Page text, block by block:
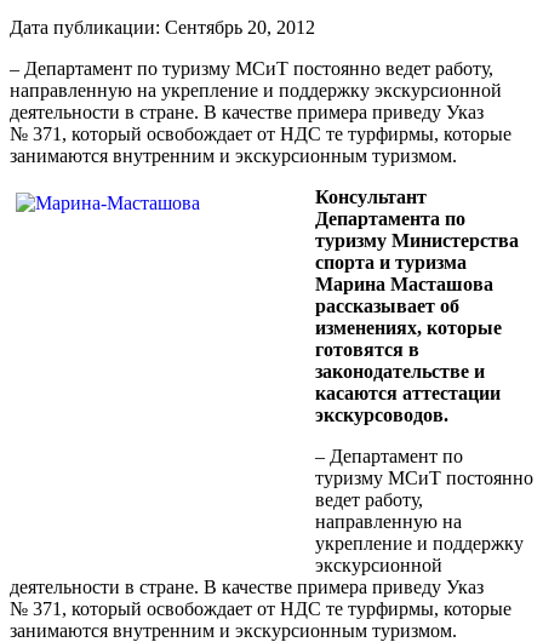
Дата публикации: Сентябрь 20, 2012
– Департамент по туризму МСиТ постоянно ведет работу,
направленную на укрепление и поддержку экскурсионной
деятельности в стране. В качестве примера приведу Указ
№ 371, который освобождает от НДС те турфирмы, которые
занимаются внутренним и экскурсионным туризмом.
Консультант
Департамента по
туризму Министерства
спорта и туризма
Марина Масташова
рассказывает об
изменениях, которые
готовятся в
законодательстве и
касаются аттестации
экскурсоводов.
– Департамент по
туризму МСиТ постоянно
ведет работу,
направленную на
укрепление и поддержку
экскурсионной
деятельности в стране. В качестве примера приведу Указ
№ 371, который освобождает от НДС те турфирмы, которые
занимаются внутренним и экскурсионным туризмом.